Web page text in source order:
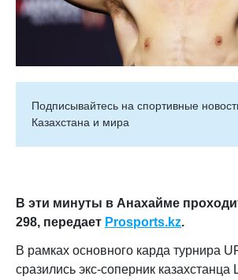
Подписывайтесь на cпортивные
Казахстана и мира
В эти минуты в Анахайме
298, передает Prosports.kz.
В рамках основного карда турнира
сразились экс-соперник казахстанца